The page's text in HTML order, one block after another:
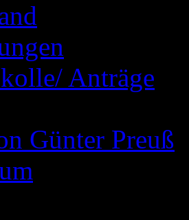
Anträge
Günter Preuß